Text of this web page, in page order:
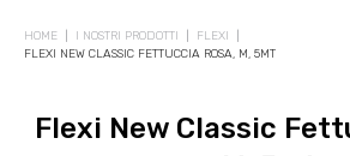
HOME I NOSTRI PRODOTTI
FLEXI
FLEXI NEW CLASSIC FETTUCCIA ROSA, M, 5MT
Flexi New Classic